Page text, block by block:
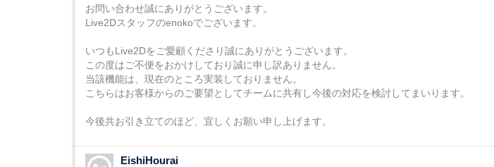
お問い合わせ誠にありがとうございます。
Live2Dスタッフのenokoでございます。
いつもLive2Dをご愛顧くださり誠にありがとうございます。
この度はご不便をおかけしており誠に申し訳ありません。
当該機能は、現在のところ実装しておりません。
こちらはお客様からのご要望としてチームに共有し今後の対応を検討してまいります。
今後共お引き立てのほど、宜しくお願い申し上げます。
EishiHourai